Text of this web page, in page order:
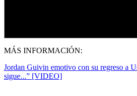
MÁS INFORMACIÓN:
Jordan Guivin emotivo con su regreso a
sigue...” [VIDEO]